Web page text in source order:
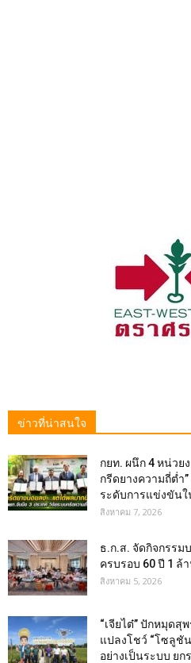
ข่าวที่น่าสนใจ
กยท. ผนึก 4 หน่วย
กรีดยางความถี่ต่ำ
ระดับการแข่งขัน
สิงหาคม 7, 2026
ธ.ก.ส. จัดกิจกรรม
ครบรอบ 60 ปี 1 ล้
สิงหาคม 5, 2026
“เจียไต๋” ปักหมุดสุ
แปลงโชว์ “โซลูชั
อย่างเป็นระบบ ยก